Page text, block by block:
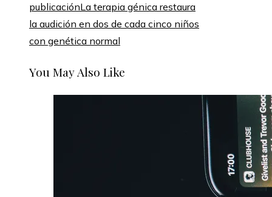
publicaciónLa terapia génica restaura
la audición en dos de cada cinco niños
con genética normal
You May Also Like